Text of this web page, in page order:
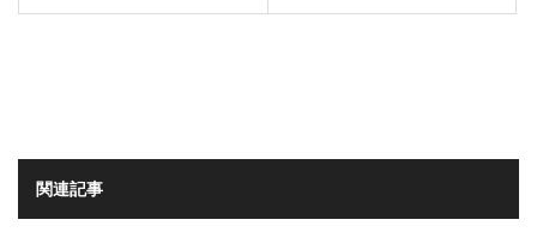
関連記事